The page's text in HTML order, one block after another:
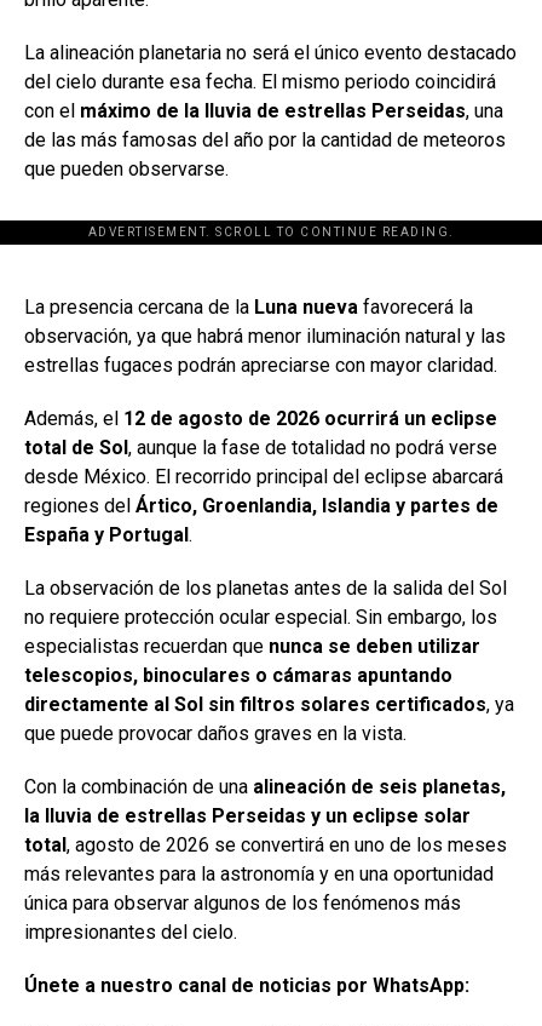
La alineación planetaria no será el único evento destacado
del cielo durante esa fecha. El mismo periodo coincidirá
con el máximo de la lluvia de estrellas Perseidas, una
de las más famosas del año por la cantidad de meteoros
que pueden observarse.
ADVERTISEMENT. SCROLL TO CONTINUE READING.
[adsforwp id="243463"]
La presencia cercana de la Luna nueva favorecerá la
observación, ya que habrá menor iluminación natural y las
estrellas fugaces podrán apreciarse con mayor claridad.
Además, el 12 de agosto de 2026 ocurrirá un eclipse
total de Sol, aunque la fase de totalidad no podrá verse
desde México. El recorrido principal del eclipse abarcará
regiones del Ártico, Groenlandia, Islandia y partes de
España y Portugal.
La observación de los planetas antes de la salida del Sol
no requiere protección ocular especial. Sin embargo, los
especialistas recuerdan que nunca se deben utilizar
telescopios, binoculares o cámaras apuntando
directamente al Sol sin filtros solares certificados, ya
que puede provocar daños graves en la vista.
Con la combinación de una alineación de seis planetas,
la lluvia de estrellas Perseidas y un eclipse solar
total, agosto de 2026 se convertirá en uno de los meses
más relevantes para la astronomía y en una oportunidad
única para observar algunos de los fenómenos más
impresionantes del cielo.
Únete a nuestro canal de noticias por WhatsApp: